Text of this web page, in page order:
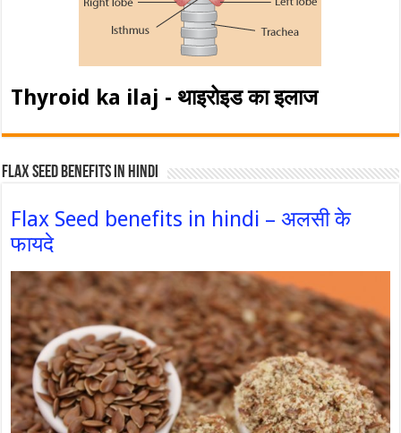
Thyroid ka ilaj - थाइरोइड का इलाज
Flax Seed Benefits in hindi
Flax Seed benefits in hindi – अलसी के
फायदे